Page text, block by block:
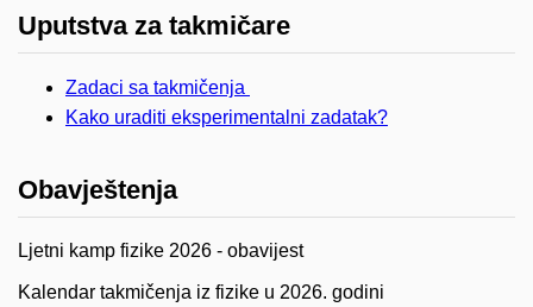
Uputstva za takmičare
Zadaci sa takmičenja
Kako uraditi eksperimentalni zadatak?
Obavještenja
Ljetni kamp fizike 2026 - obavijest
Kalendar takmičenja iz fizike u 2026. godini